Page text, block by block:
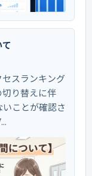
スランキング
り替えに伴
ことが確認さ